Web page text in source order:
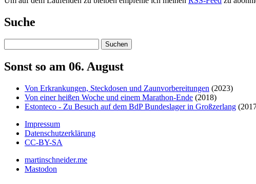
Suche
Suchen
Sonst so am 06. August
Von Erkrankungen, Steckdosen und Zaunvorbereitungen (2023)
Von einer heißen Woche und einem Marathon-Ende (2018)
Estonteco - Zu Besuch auf dem BdP Bundeslager in Großzerlang
Impressum
Datenschutzerklärung
CC-BY-SA
martinschneider.me
Mastodon